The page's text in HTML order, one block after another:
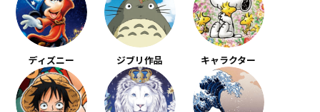
ディズニー ジブリ作品 キャラクター